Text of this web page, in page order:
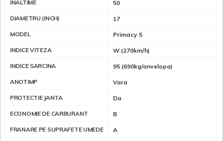
INALTIME 50
DIAMETRU (INCH) 17
MODEL Primacy 5
INDICE VITEZA W (270km/h)
INDICE SARCINA 95 (690kg/anvelopa)
ANOTIMP Vara
PROTECTIE JANTA Da
ECONOMIE DE CARBURANT B
FRANARE PE SUPRAFETE UMEDE A